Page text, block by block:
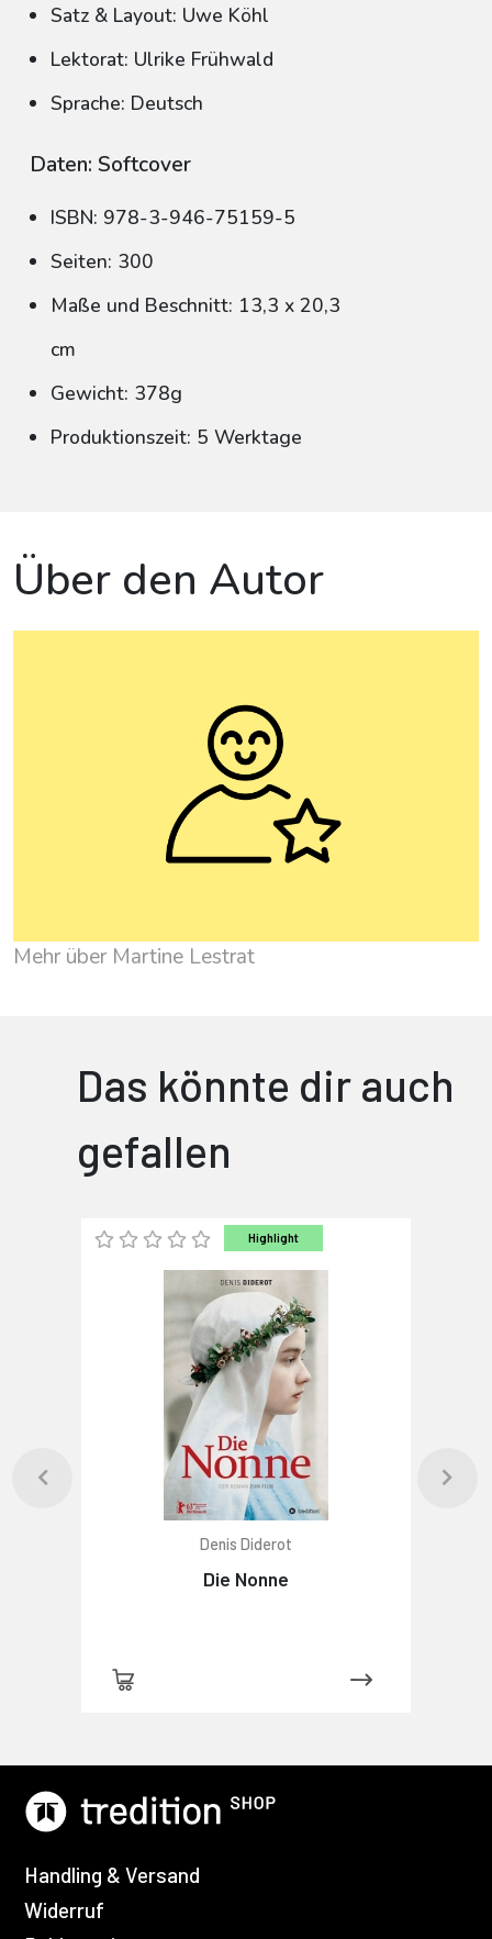
Satz & Layout: Uwe Köhl
Lektorat: Ulrike Frühwald
Sprache: Deutsch
Daten: Softcover
ISBN: 978-3-946-75159-5
Seiten: 300
Maße und Beschnitt: 13,3 x 20,3
cm
Gewicht: 378g
Produktionszeit: 5 Werktage
Über den Autor
Mehr über Martine Lestrat
Das könnte dir auch
gefallen
Highlight
Denis Diderot
Die Nonne
Handling & Versand
Widerruf